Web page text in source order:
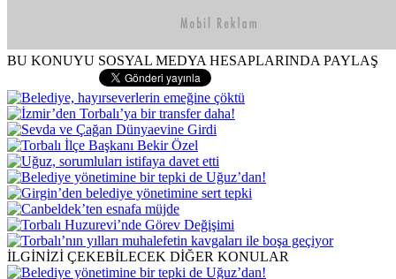
BU KONUYU SOSYAL MEDYA HESAPLARINDA PAYLAŞ
İLGİNİZİ ÇEKEBİLECEK DİĞER KONULAR